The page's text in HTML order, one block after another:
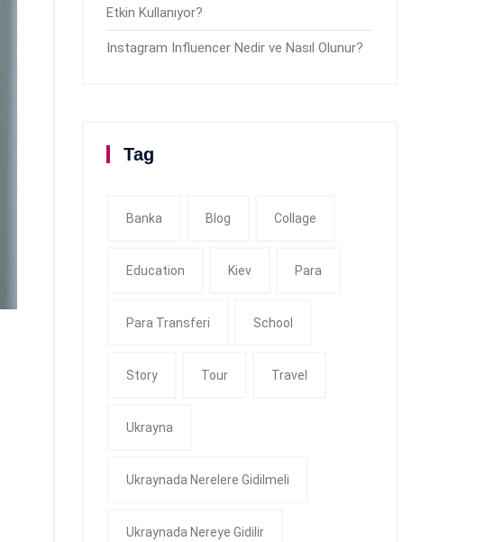
Etkin Kullanıyor?
Instagram Influencer Nedir ve Nasıl Olunur?
Tag
Banka Blog Collage
Education Kiev Para
Para Transferi School
Story Tour Travel
Ukrayna
Ukraynada Nerelere Gidilmeli
Ukraynada Nereye Gidilir